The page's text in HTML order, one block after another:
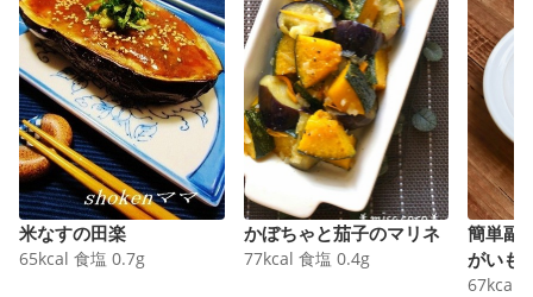
米なすの田楽
65kcal 食塩 0.7g
かぼちゃと茄子のマリネ
77kcal 食塩 0.4g
簡単副
がいも
67kcal